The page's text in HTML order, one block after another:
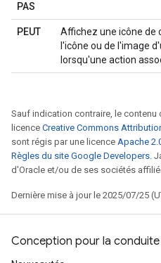
PAS
PEUT
Affichez une icône de
l'icône ou de l'image
lorsqu'une action
Sauf indication contraire, le contenu
licence Creative Commons
sont régis par une licence Apache
Règles du site Google Developers.
d'Oracle et/ou de ses sociétés
Dernière mise à jour le 2025/07/25
Conception pour la conduite